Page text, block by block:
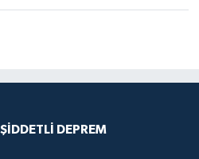
ŞİDDETLİ DEPREM